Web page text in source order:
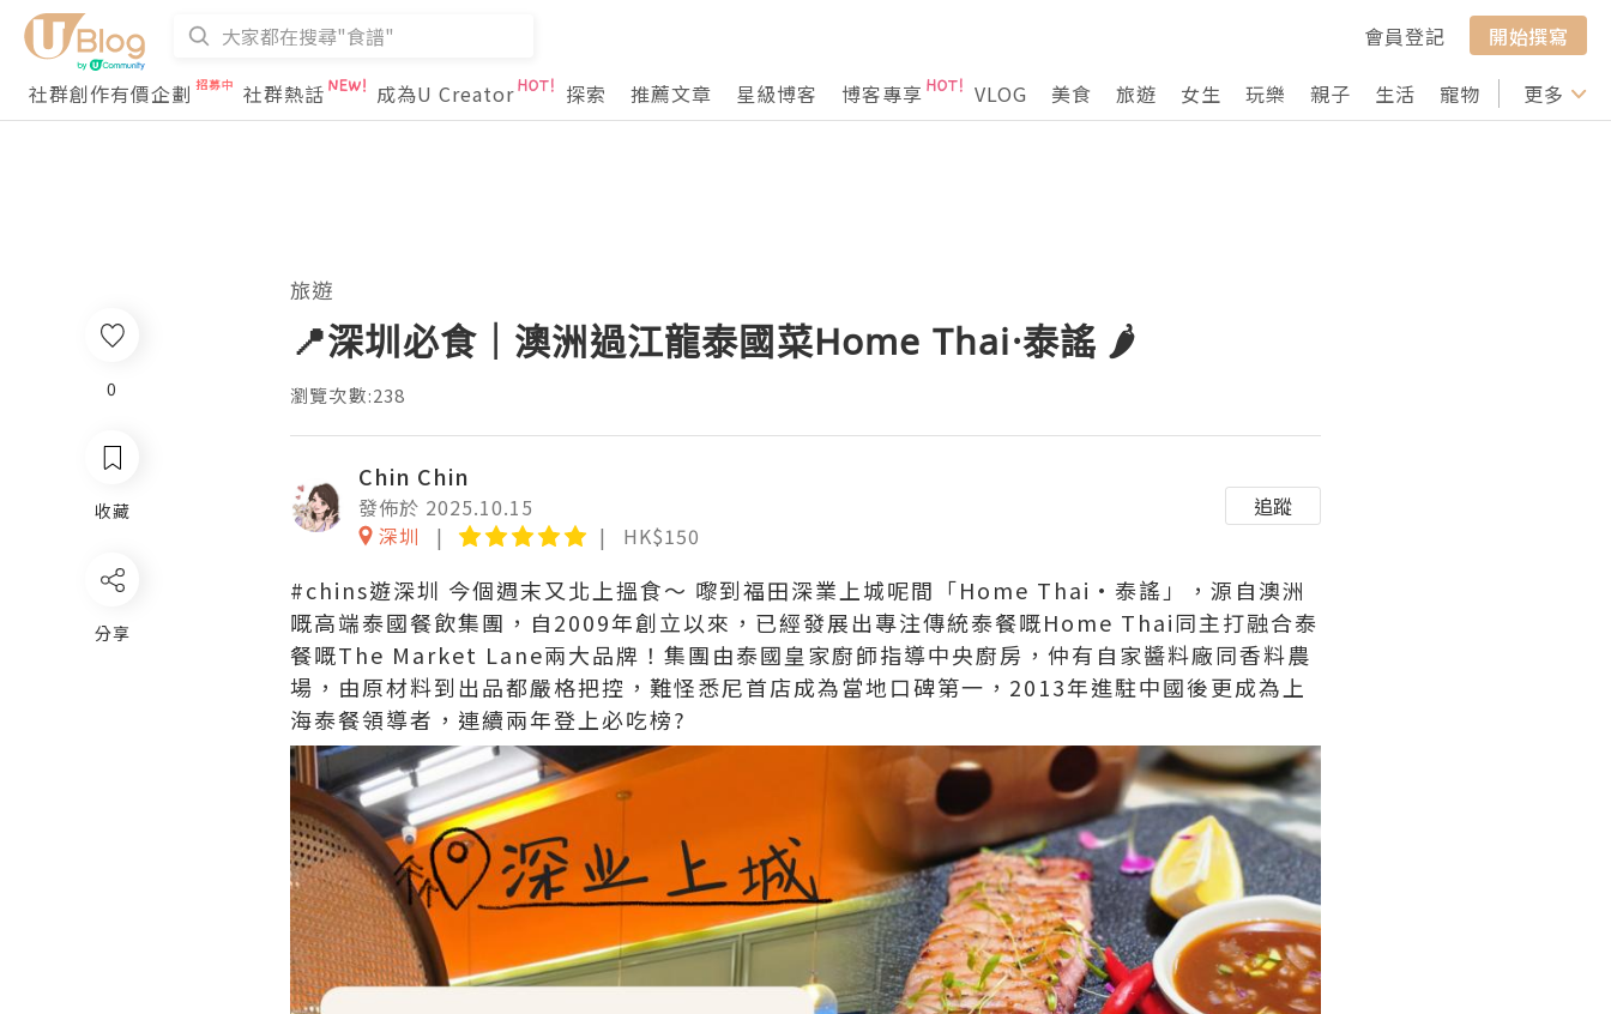
會員登記
開始撰寫
社群創作有價企劃
社群熱話 成為U Creator 探索 推薦文章 星級博客 博客專享 VLOG 美食 旅遊 女生 玩樂 親子 生活 寵物 行山 打卡
更多
0
收藏
分享
旅遊
📍深圳必食｜澳洲過江龍泰國菜Home Thai·泰謠 🌶
瀏覽次數:238
Chin Chin
發佈於 2025.10.15
深圳
HK$150
追蹤
#chins遊深圳 今個週末又北上搵食～ 嚟到福田深業上城呢間「Home Thai·泰謠」，源自澳洲
嘅高端泰國餐飲集團，自2009年創立以來，已經發展出專注傳統泰餐嘅Home Thai同主打融合泰
餐嘅The Market Lane兩大品牌！集團由泰國皇家廚師指導中央廚房，仲有自家醬料廠同香料農
場，由原材料到出品都嚴格把控，難怪悉尼首店成為當地口碑第一，2013年進駐中國後更成為上
海泰餐領導者，連續兩年登上必吃榜?